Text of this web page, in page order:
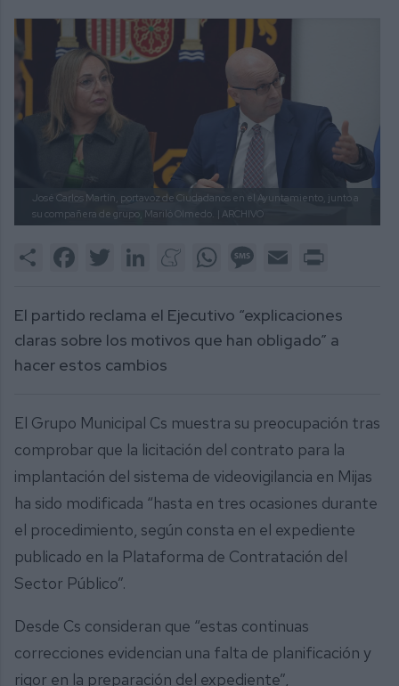
José Carlos Martín, portavoz de Ciudadanos en el Ayuntamiento, junto a
su compañera de grupo, Mariló Olmedo. | ARCHIVO
Share FacebookTwitter LinkedInMeneameWhatsAppMessage
Email
El partido reclama el Ejecutivo “explicaciones
claras sobre los motivos que han obligado” a
hacer estos cambios
El Grupo Municipal Cs muestra su preocupación tras
comprobar que la licitación del contrato para la
implantación del sistema de videovigilancia en Mijas
ha sido modificada “hasta en tres ocasiones durante
el procedimiento, según consta en el expediente
publicado en la Plataforma de Contratación del
Sector Público”.
Desde Cs consideran que “estas continuas
correcciones evidencian una falta de planificación y
rigor en la preparación del expediente”,